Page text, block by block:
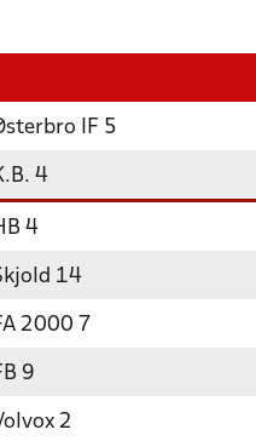
IF 5
4
4
14
2000 7
9
2